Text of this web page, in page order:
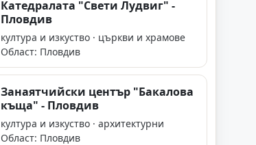
Катедралата "Свети Лудвиг" -
Пловдив
култура и изкуство · църкви и храмове
Област: Пловдив
Занаятчийски център "Бакалова
къща" - Пловдив
култура и изкуство · архитектурни
Област: Пловдив